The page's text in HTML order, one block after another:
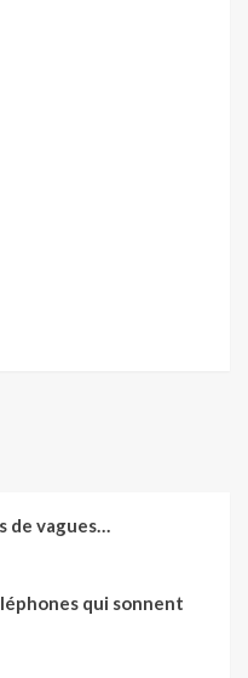
de vagues…
qui sonnent